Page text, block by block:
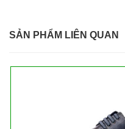
SẢN PHẨM LIÊN QUAN